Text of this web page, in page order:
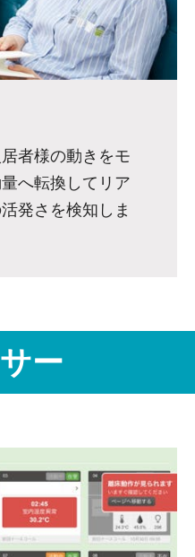
者様の動きをモ
へ転換してリア
発さを検知しま
ー